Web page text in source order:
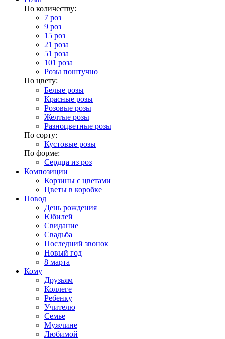
По количеству:
7 роз
9 роз
15 роз
21 роза
51 роза
101 роза
Розы поштучно
По цвету:
Белые розы
Красные розы
Розовые розы
Желтые розы
Разноцветные розы
По сорту:
Кустовые розы
По форме:
Сердца из роз
Композиции
Корзины с цветами
Цветы в коробке
Повод
День рождения
Юбилей
Свидание
Свадьба
Последний звонок
Новый год
8 марта
Кому
Друзьям
Коллеге
Ребенку
Учителю
Семье
Мужчине
Любимой